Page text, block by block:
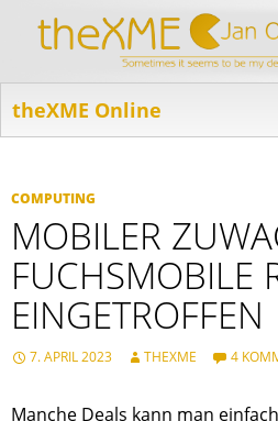
theXME Online
COMPUTING
MOBILER
FUCHSMOBILE
EINGETROFFEN
7. APRIL 2023 THEXME 4
Manche Deals kann man